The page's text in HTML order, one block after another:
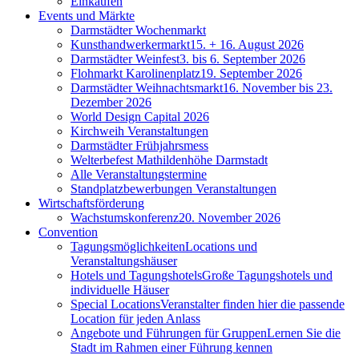
Events und Märkte
Darmstädter Wochenmarkt
Kunsthandwerkermarkt15. + 16. August 2026
Darmstädter Weinfest3. bis 6. September 2026
Flohmarkt Karolinenplatz19. September 2026
Darmstädter Weihnachtsmarkt16. November bis 23.
Dezember 2026
World Design Capital 2026
Kirchweih Veranstaltungen
Darmstädter Frühjahrsmess
Welterbefest Mathildenhöhe Darmstadt
Alle Veranstaltungstermine
Standplatzbewerbungen Veranstaltungen
Wirtschaftsförderung
Wachstumskonferenz20. November 2026
Convention
TagungsmöglichkeitenLocations und
Veranstaltungshäuser
Hotels und TagungshotelsGroße Tagungshotels und
individuelle Häuser
Special LocationsVeranstalter finden hier die passende
Location für jeden Anlass
Angebote und Führungen für GruppenLernen Sie die
Stadt im Rahmen einer Führung kennen